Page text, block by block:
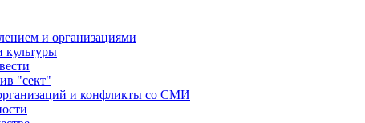
и организациями
культуры
"сект"
и конфликты со СМИ